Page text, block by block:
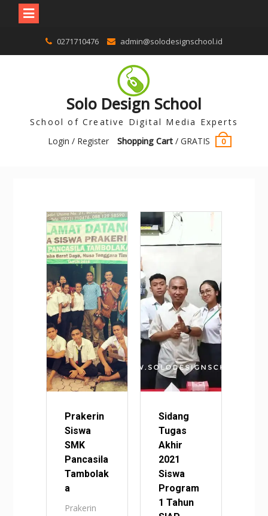
0271710476 admin@solodesignschool.id
Solo Design School
School of Creative Digital Media Experts
Login / Register
Shopping Cart/ GRATIS 0
Prakerin
Siswa
SMK
Pancasila
Tambolak
a
Prakerin
Sidang
Tugas
Akhir
2021
Siswa
Program
1 Tahun